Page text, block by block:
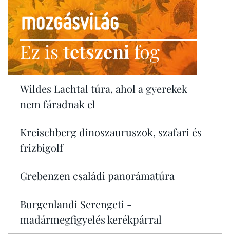
Ez istetszenifog
Wildes Lachtal túra, ahol a gyerekek
nem fáradnak el
Kreischberg dinoszauruszok, szafari és
frizbigolf
Grebenzen családi panorámatúra
Burgenlandi Serengeti -
madármegfigyelés kerékpárral